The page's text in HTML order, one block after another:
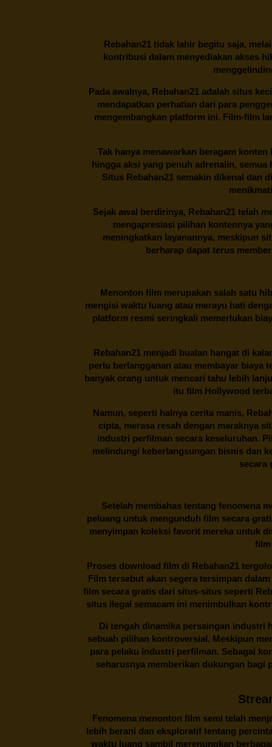
Rebahan21tidak lahir begitu saja,
kontribusi dalam menyediakan akses
Pada awalnya, Rebahan21adalah situs
mendapatkan perhatian dari para
mengembangkan platform ini. Film-film
Tak hanya menawarkan beragam
hingga aksi yang penuh adrenalin,
Situs Rebahan21 semakin dikenal dan
Sejak awal berdirinya, Rebahan21 telah
mengapresiasi pilihan kontennya
meningkatkan layanannya, meskipun
berharap dapat terus
Menonton film merupakan salah satu
mengisi waktu luang atau merayu hati
platform resmi seringkali memerlukan
Rebahan21menjadi bualan hangat di
perlu berlangganan atau membayar biaya
banyak orang untuk mencari tahu lebih
itu film Hollywood
Namun, seperti halnya cerita manis,
cipta, merasa resah dengan maraknya
industri perfilman secara keseluruhan.
melindungi keberlangsungan bisnis dan
secara
Setelah membahas tentang fenomena
peluang untuk mengunduh film secara
menyimpan koleksi favorit mereka untuk
film
Proses download film di Rebahan21
Film tersebut akan segera tersimpan
film secara gratis dari situs-situs seperti
situs ilegal semacam ini menimbulkan
Di tengah dinamika persaingan industri
sebuah pilihan kontroversial. Meskipun
para pelaku industri perfilman. Sebagai
seharusnya memberikan dukungan bagi
Fenomena menonton film semi telah
lebih berani dan eksploratif tentang
waktu luang sambil merenungkan